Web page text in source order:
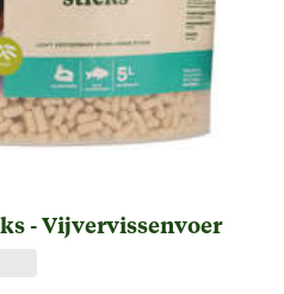
- Vijvervissenvoer